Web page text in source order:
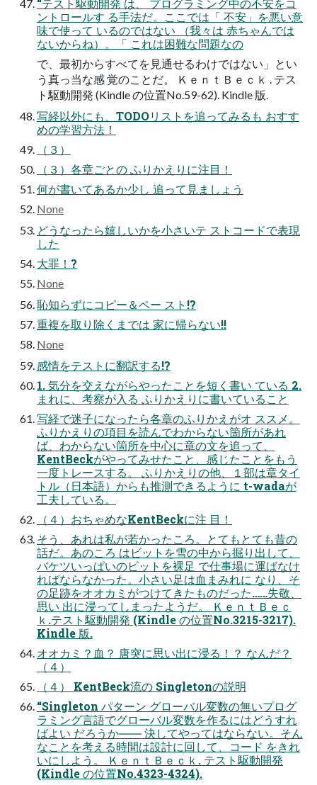
“テスト駆動開発 は、 プログラミング中の不安をコ
ントロールす る手法だ。ここでは「 不安」を悪い意
味で使って いるのではない （我々は 赤ちゃんでは
ないからね）。「 これは困難な問題なの
で、最初からすべてを見通せるわけではない」とい
う真っ当な感 覚のことだ。 ＫｅｎｔＢｅｃｋ . テス
ト駆動開発 (Kindle の位置No.59-62). Kindle 版.
写経以外にも、TODOリストを追ってみるも おすす
めの学習方法！
（３）
（３）各章ごとの ふりかえりに注目！
何が書いてあるか少し 追って見ましょう
None
どうなったら嬉しいかを小さいテ ストコードで表現
した
大罪！?
None
恥知らずにコピー＆ペー スト!?
重複を取り除くまでは 家に帰らない!!
None
感情をテストに翻訳する!?
1. 気分を交えながらやったことを短く書い ている 2.
まれに、考察が入る ふりかえりに書いていること
写経で迷子になったら各章のふりかえがオ ススメ。
ふりかえりの項目を読んでわからない箇所があれ
ば、わからない箇所を中心に章の文を追って、
KentBeckがやってみせたこと、感じたことをもう
一度トレースする。 ふりかえりの他、１部は章タイ
トル（日本語）からも推測できるように t-wadaが
工夫している。
（４）おちゃめなKentBeckに注 目！
そう、あれは私が若かったころ。とてもとても昔の
話だ。あのころ はビットを雪の中から掘り出して、
バケツいっぱいのビットを裸足 で仕事場に運ばなけ
ればならなかった。小さい足は血まみれに なり、そ
の足跡をオオカミがつけてきたものだった……失敬、
思い 出に浸ってしまったようだ。 ＫｅｎｔＢｅｃ
ｋ.テスト駆動開発 (Kindle の位置No.3215-3217).
Kindle 版.
オオカミ？血？ 唐突に思い出に浸る！？ なんだ？
（４）
（４） KentBeck流の Singletonの説明
“Singleton パターン グローバル変数の無いプログ
ラミング言語でグローバル変数を作るにはどうすれ
ばよい だろうか―― 決してやってはならない。そん
なことを考える時間は設計に回して、コード をきれ
いにしよう。 ＫｅｎｔＢｅｃｋ. テスト駆動開発
(Kindle の位置No.4323-4324).